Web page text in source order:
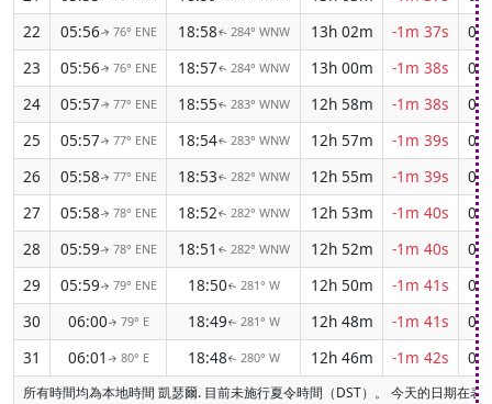
22
05:56↑ 76° ENE 18:58↑ 284° WNW 13h 02m -1m 37s
23
05:56↑ 76° ENE 18:57↑ 284° WNW 13h 00m -1m 38s
24
05:57↑ 77° ENE 18:55↑ 283° WNW 12h 58m -1m 38s
25
05:57↑ 77° ENE 18:54↑ 283° WNW 12h 57m -1m 39s
26
05:58↑ 77° ENE 18:53↑ 282° WNW 12h 55m -1m 39s
27
05:58↑ 78° ENE 18:52↑ 282° WNW 12h 53m -1m 40s
28
05:59↑ 78° ENE 18:51 ↑ 282° WNW 12h 52m -1m 40s
29
05:59↑ 79° ENE 18:50↑ 281° W 12h 50m -1m 41s
30
06:00↑ 79° E 18:49↑ 281° W 12h 48m -1m 41s
31
06:01 ↑ 80° E 18:48↑ 280° W 12h 46m -1m 42s
所有時間均為本地時間 凱瑟爾. 目前未施行夏令時間（DST）。 今天的日期在表